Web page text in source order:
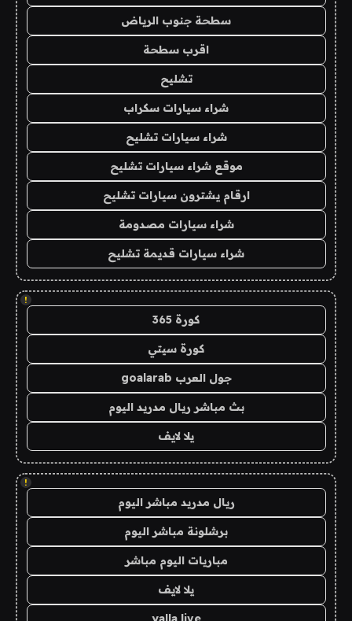
سطحة جنوب الرياض
اقرب سطحة
تشليح
شراء سيارات سكراب
شراء سيارات تشليح
موقع شراء سيارات تشليح
ارقام يشترون سيارات تشليح
شراء سيارات مصدومة
شراء سيارات قديمة تشليح
!
كورة 365
كورة سيتي
جول العرب goalarab
بث مباشر ريال مدريد اليوم
يلا لايف
!
ريال مدريد مباشر اليوم
برشلونة مباشر اليوم
مباريات اليوم مباشر
يلا لايف